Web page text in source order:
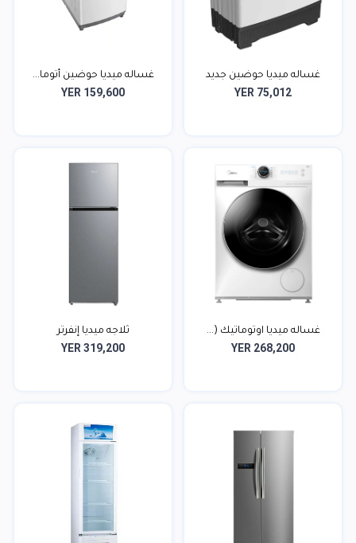
غساله ميديا حوضين جديد
YER 75,012
غساله ميديا حوضين أتوما...
YER 159,600
غساله ميديا اوتوماتيك (...
YER 268,200
ثلاجه ميديا إنفرتر
YER 319,200